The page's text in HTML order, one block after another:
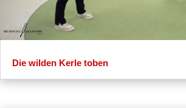
Die wilden Kerle toben